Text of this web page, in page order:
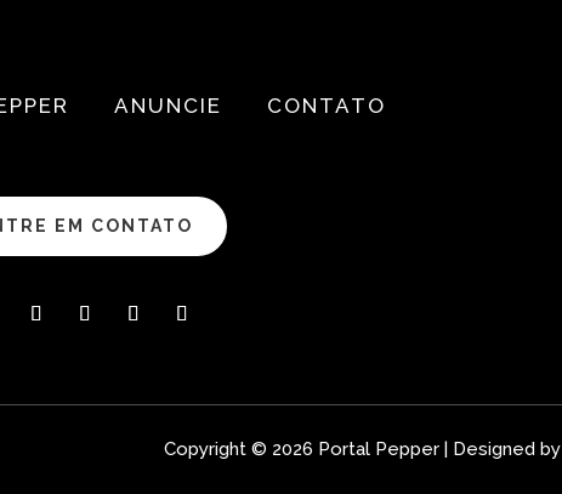
ANUNCIE CONTATO
EM CONTATO
Copyright © 2026 Portal Pepper | Designed by